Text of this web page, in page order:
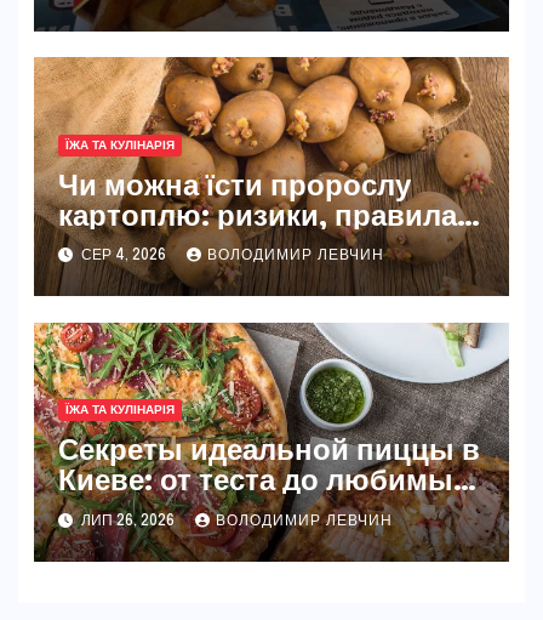
ЇЖА ТА КУЛІНАРІЯ
Чи можна їсти пророслу
картоплю: ризики, правила
та безпечні способи
СЕР 4, 2026 ВОЛОДИМИР ЛЕВЧИН
ЇЖА ТА КУЛІНАРІЯ
Секреты идеальной пиццы в
Киеве: от теста до любимых
начинок
ЛИП 26, 2026 ВОЛОДИМИР ЛЕВЧИН